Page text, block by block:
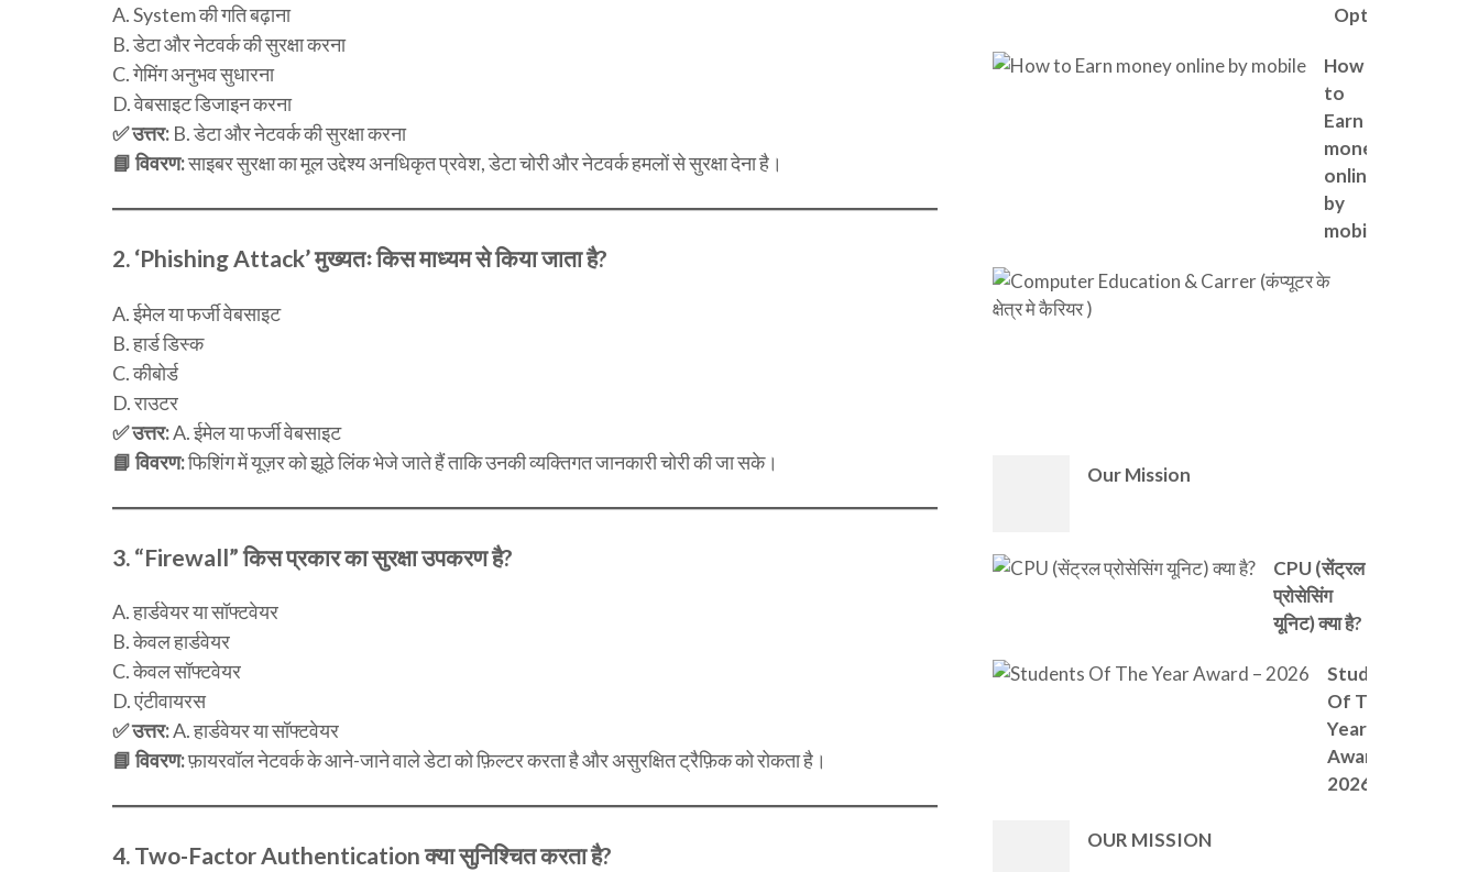
A. System की गति बढ़ाना
B. डेटा और नेटवर्क की सुरक्षा करना
C. गेमिंग अनुभव सुधारना
D. वेबसाइट डिजाइन करना
✅ उत्तर: B. डेटा और नेटवर्क की सुरक्षा करना
📘 विवरण:साइबर सुरक्षा का मूल उद्देश्य अनधिकृत प्रवेश, डेटा चोरी और नेटवर्क हमलों से सुरक्षा देना है।
2. ‘Phishing Attack’ मुख्यतः किस माध्यम से किया जाता है?
A. ईमेल या फर्जी वेबसाइट
B. हार्ड डिस्क
C. कीबोर्ड
D. राउटर
✅ उत्तर:A. ईमेल या फर्जी वेबसाइट
📘 विवरण:फिशिंग में यूज़र को झूठे लिंक भेजे जाते हैं ताकि उनकी व्यक्तिगत जानकारी चोरी की जा सके।
3. “Firewall” किस प्रकार का सुरक्षा उपकरण है?
A. हार्डवेयर या सॉफ्टवेयर
B. केवल हार्डवेयर
C. केवल सॉफ्टवेयर
D. एंटीवायरस
✅ उत्तर:A. हार्डवेयर या सॉफ्टवेयर
📘 विवरण:फ़ायरवॉल नेटवर्क के आने-जाने वाले डेटा को फ़िल्टर करता है और असुरक्षित ट्रैफ़िक को रोकता है।
4. Two-Factor Authentication क्या सुनिश्चित करता है?
Options)
How
to
Earn
money
online
by
mobile
Our Mission
CPU (सेंट्रल
प्रोसेसिंग
यूनिट) क्या है?
Students
Of The
Year
Award –
2026
OUR MISSION